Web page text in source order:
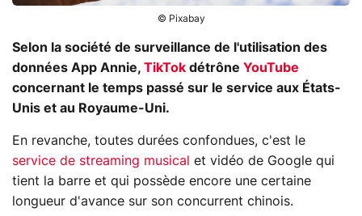
© Pixabay
Selon la société de surveillance de l'utilisation des
données App Annie, TikTok détrône YouTube
concernant le temps passé sur le service aux États-
Unis et au Royaume-Uni.
En revanche, toutes durées confondues, c'est le
service de streaming musical
et vidéo de Google qui
tient la barre et qui possède encore une certaine
longueur d'avance sur son concurrent chinois.